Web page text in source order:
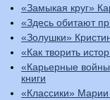
«Замыкая круг»
«Здесь обитают
«Золушки»
«Как творить
«Карьерные
книги
«Классики»